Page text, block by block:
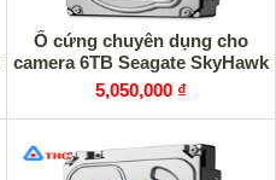
Ổ cứng chuyên dụng cho
camera 6TB Seagate SkyHawk
5,050,000 ₫